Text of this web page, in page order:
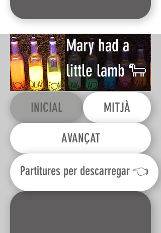
Mary had a
little lamb 🐑
INICIAL MITJÀ
AVANÇAT
Partitures per descarregar 👈